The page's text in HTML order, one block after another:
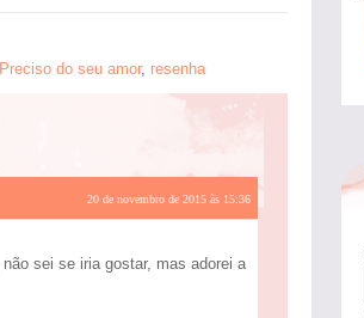
Preciso do seu amor, resenha
20 de novembro de 2015 às 15:36
sei se iria gostar, mas adorei a